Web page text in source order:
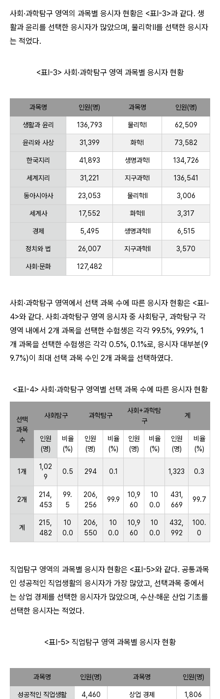
사회·과학탐구 영역의 과목별 응시자 현황은 <표Ⅰ-3>과 같다. 생
활과 윤리를 선택한 응시자가 많았으며, 물리학Ⅱ를 선택한 응시자
는 적었다.
<표Ⅰ-3> 사회·과학탐구 영역 과목별 응시자 현황
과목명 인원(명) 과목명 인원(명)
생활과 윤리 136,793 물리학Ⅰ 62,509
윤리와 사상 31,399 화학Ⅰ 73,582
한국지리 41,893 생명과학Ⅰ 134,726
세계지리 31,221 지구과학Ⅰ 136,541
동아시아사 23,053 물리학Ⅱ 3,006
세계사 17,552 화학Ⅱ 3,317
경제 5,495 생명과학Ⅱ 6,515
정치와 법 26,007 지구과학Ⅱ 3,570
사회·문화 127,482
사회·과학탐구 영역에서 선택 과목 수에 따른 응시자 현황은 <표Ⅰ-
4>와 같다. 사회·과학탐구 영역 응시자 중 사회탐구, 과학탐구 각
영역 내에서 2개 과목을 선택한 수험생은 각각 99.5%, 99.9%, 1
개 과목을 선택한 수험생은 각각 0.5%, 0.1%로, 응시자 대부분(9
9.7%)이 최대 선택 과목 수인 2개 과목을 선택하였다.
<표Ⅰ-4> 사회·과학탐구 영역별 선택 과목 수에 따른 응시자 현황
선택
과목
수
사회탐구 과학탐구
사회+과학탐
구
계
인원
(명)
비율
(%)
인원
(명)
비율
(%)
인원
(명)
비율
(%)
인원
(명)
비율
(%)
1개
1,02
9
0.5 294 0.1 1,323 0.3
2개
214,
453
99.
5
206,
256
99.9
10,9
60
10
0.0
431,
669
99.7
계
215,
482
10
0.0
206,
550
10
0.0
10,9
60
10
0.0
432,
992
100.
0
직업탐구 영역의 과목별 응시자 현황은 <표Ⅰ-5>와 같다. 공통과목
인 성공적인 직업생활의 응시자가 가장 많았고, 선택과목 중에서
는 상업 경제를 선택한 응시자가 많았으며, 수산·해운 산업 기초를
선택한 응시자는 적었다.
<표Ⅰ-5> 직업탐구 영역 과목별 응시자 현황
과목명 인원(명) 과목명 인원(명)
성공적인 직업생활 4,460 상업 경제 1,806